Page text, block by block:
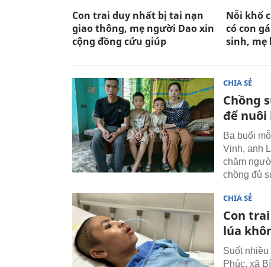
Con trai duy nhất bị tai nạn
giao thông, mẹ người Dao xin
cộng đồng cứu giúp
Nỗi khổ
có con
sinh, mẹ
CHIA SẺ
Chồng
để nuôi
Ba buổi
Vinh, anh
chăm
chồng đủ
CHIA SẺ
Con
lúa
Suốt nhiều
Phúc, xã